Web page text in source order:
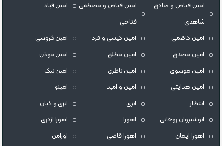
امین فیاض و صادق
شاهدی
امین فیاض و مصطفی
فتاحی
امین قباد
امین کاظمی امین کیسی و فرد
امین گروسی
امین مصدق
امین مطلق
امین موذن
امین موسوی
امین ناظری
امین نیک
امین هدایتی
امین و امید
امینو
انتظار
انزی
انزی و کیان
انوشیروان روحانی
اهورا
اهورا اژدری
اهورا ایمان
اهورا قاضی
اورامن